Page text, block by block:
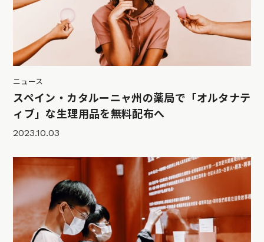
ニュース
スペイン・カタルーニャ州の薬局で「オルタナテ
ィブ」な生理用品を無料配布へ
2023.10.03